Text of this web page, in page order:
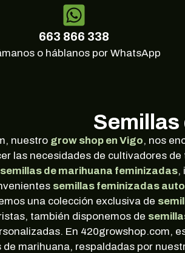
663 866 338
o háblanos por WhatsApp
Semillas
nuestro grow shop en Vigo, nos
las necesidades de cultivadores
semillas de marihuana feminizadas,
semillas feminizadas
una colección exclusiva de
también disponemos de
En 420growshop.com,
marihuana, respaldadas por